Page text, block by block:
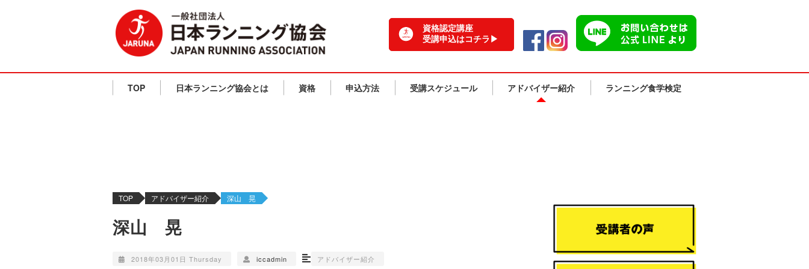
資格認定講座
受講申込はコチラ▶
TOP 日本ランニング協会とは 資格 申込方法 受講スケジュール アドバイザー紹介 ランニング食学検定
TOP アドバイザー紹介 深山 晃
深山 晃
2018年03月01日 Thursday iccadmin アドバイザー紹介